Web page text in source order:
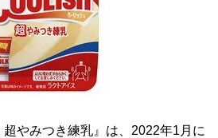
やみつき練乳』は、2022年1月に